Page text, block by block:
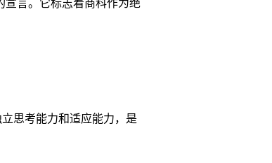
宣言。它标志着商科作为绝
思考能力和适应能力，是